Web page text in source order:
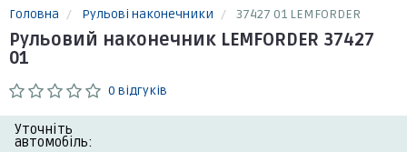
Головна Рульові наконечники 37427 01 LEMFORDER
Рульовий наконечник LEMFORDER 37427
01
0 відгуків
Уточніть
автомобіль: